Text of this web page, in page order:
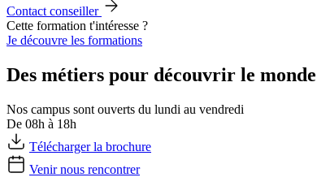
Contact conseiller
Cette formation t'intéresse ?
Je découvre les formations
Des métiers pour découvrir le monde
Nos campus sont ouverts du lundi au vendredi
De 08h à 18h
Télécharger la brochure
Venir nous rencontrer